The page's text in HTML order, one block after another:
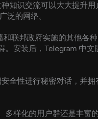
知识交流可以大大提升
泛的网络。
联邦政府实施的其他各
安装后，Telegram 中
全性进行秘密对话，并
样化的用户群还是丰富